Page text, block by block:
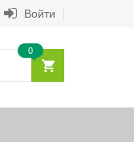
Войти
0